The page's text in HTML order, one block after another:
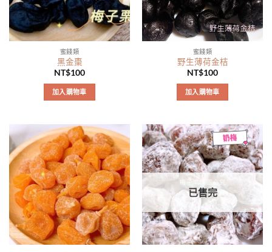
蜜餞類
黑金棗
NT$100
加入購物車
蜜餞類
野生薄荷金桔
NT$100
加入購物車
已售完